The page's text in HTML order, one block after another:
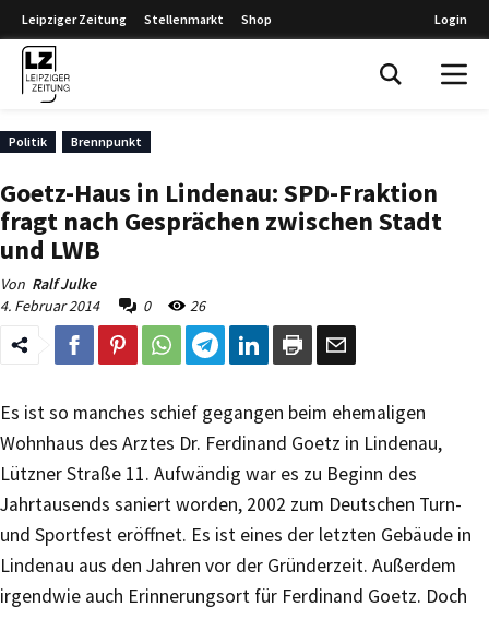
Leipziger Zeitung Stellenmarkt Shop Login
Politik Brennpunkt
Goetz-Haus in Lindenau: SPD-Fraktion
fragt nach Gesprächen zwischen Stadt
und LWB
Von Ralf Julke
4. Februar 2014
0 26
Es ist so manches schief gegangen beim ehemaligen
Wohnhaus des Arztes Dr. Ferdinand Goetz in Lindenau,
Lützner Straße 11. Aufwändig war es zu Beginn des
Jahrtausends saniert worden, 2002 zum Deutschen Turn-
und Sportfest eröffnet. Es ist eines der letzten Gebäude in
Lindenau aus den Jahren vor der Gründerzeit. Außerdem
irgendwie auch Erinnerungsort für Ferdinand Goetz. Doch